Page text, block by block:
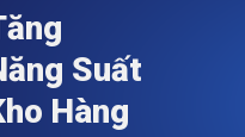
Suất
Hàng